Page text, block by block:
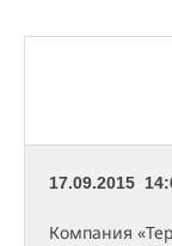
17.09.2015
Компания